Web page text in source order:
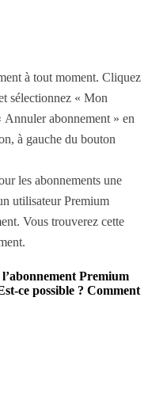
à tout moment. Cliquez
sélectionnez « Mon
abonnement » en
à gauche du bouton
les abonnements une
utilisateur Premium
Vous trouverez cette
Premium
ce possible ? Comment